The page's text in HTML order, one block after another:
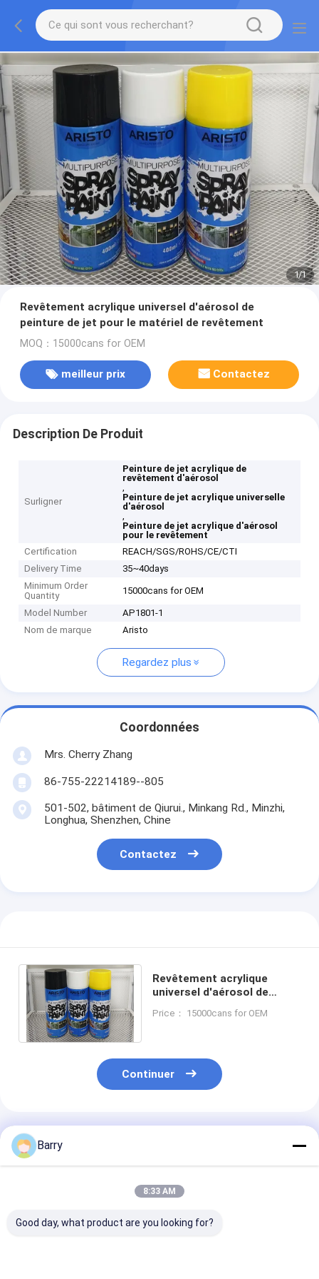
1/1
Revêtement acrylique universel d'aérosol de
peinture de jet pour le matériel de revêtement
MOQ：15000cans for OEM
meilleur prix Contactez
Description De Produit
Surligner
Peinture de jet acrylique de
revêtement d'aérosol
,
Peinture de jet acrylique universelle
d'aérosol
,
Peinture de jet acrylique d'aérosol
pour le revêtement
Certification
REACH/SGS/ROHS/CE/CTI
Delivery Time
35~40days
Minimum Order
Quantity
15000cans for OEM
Model Number
AP1801-1
Nom de marque
Aristo
Regardez plus
Coordonnées
Mrs. Cherry Zhang
86-755-22214189--805
501-502, bâtiment de Qiurui., Minkang Rd., Minzhi,
Longhua, Shenzhen, Chine
Contactez
Revêtement acrylique
universel d'aérosol de
matériel de revêtement
Price： 15000cans for OEM
Continuer
Produits Recommandés
Barry
8:33 AM
Good day, what product are you looking for?